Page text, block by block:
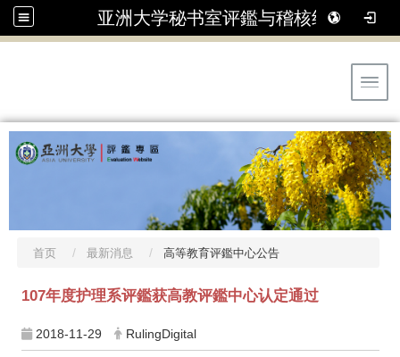
亚洲大学秘书室评鑑与稽核组
首页 最新消息 高等教育评鑑中心公告
107年度护理系评鑑获高教评鑑中心认定通过
2018-11-29 RulingDigital